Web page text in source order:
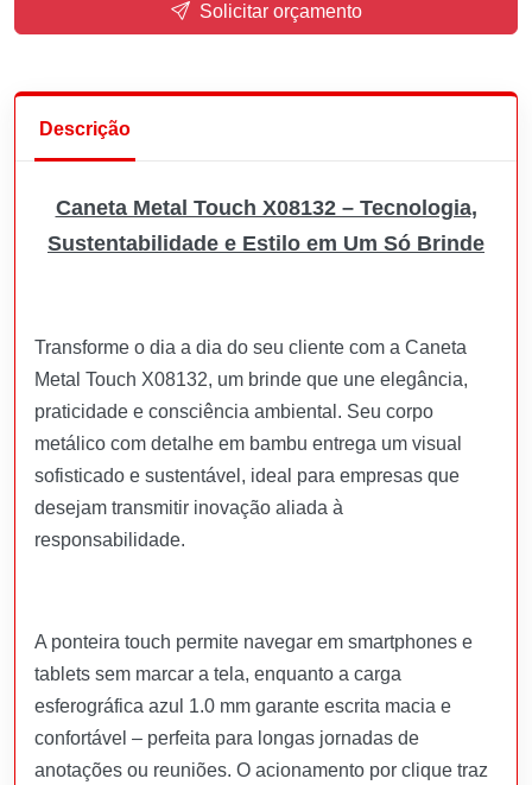
Solicitar orçamento
Descrição
Caneta Metal Touch X08132 – Tecnologia,
Sustentabilidade e Estilo em Um Só Brinde
Transforme o dia a dia do seu cliente com a Caneta
Metal Touch X08132, um brinde que une elegância,
praticidade e consciência ambiental. Seu corpo
metálico com detalhe em bambu entrega um visual
sofisticado e sustentável, ideal para empresas que
desejam transmitir inovação aliada à
responsabilidade.
A ponteira touch permite navegar em smartphones e
tablets sem marcar a tela, enquanto a carga
esferográfica azul 1.0 mm garante escrita macia e
confortável – perfeita para longas jornadas de
anotações ou reuniões. O acionamento por clique traz